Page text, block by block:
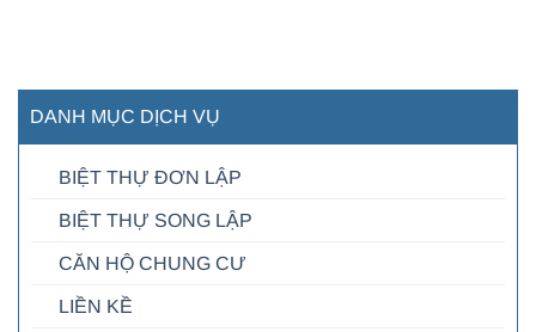
DANH MỤC DỊCH VỤ
BIỆT THỰ ĐƠN LẬP
BIỆT THỰ SONG LẬP
CĂN HỘ CHUNG CƯ
LIỀN KỀ